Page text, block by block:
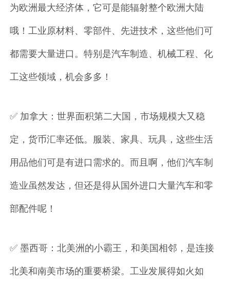
为欧洲最大经济体，它可是能辐射整个欧洲大陆
哦！工业原材料、零部件、先进技术，这些他们可
都需要大量进口。特别是汽车制造、机械工程、化
工这些领域，机会多多！
✅ 加拿大：世界面积第二大国，市场规模大又稳
定，货币汇率还低。服装、家具、玩具，这些生活
用品他们可是有进口需求的。而且啊，他们汽车制
造业虽然发达，但还是得从国外进口大量汽车和零
部配件呢！
✅ 墨西哥：北美洲的小霸王，和美国相邻，是连接
北美和南美市场的重要桥梁。工业发展得如火如